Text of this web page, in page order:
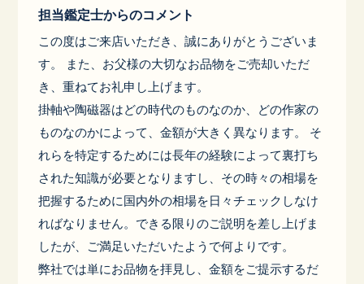
担当鑑定士からのコメント
この度はご来店いただき、誠にありがとうございま
す。 また、お父様の大切なお品物をご売却いただ
き、重ねてお礼申し上げます。
掛軸や陶磁器はどの時代のものなのか、どの作家の
ものなのかによって、金額が大きく異なります。 そ
れらを特定するためには長年の経験によって裏打ち
された知識が必要となりますし、その時々の相場を
把握するために国内外の相場を日々チェックしなけ
ればなりません。できる限りのご説明を差し上げま
したが、ご満足いただいたようで何よりです。
弊社では単にお品物を拝見し、金額をご提示するだ